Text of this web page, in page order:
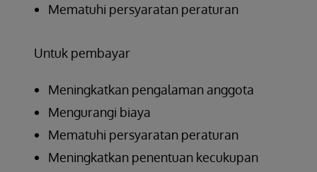
Mematuhi persyaratan peraturan
Untuk pembayar
Meningkatkan pengalaman anggota
Mengurangi biaya
Mematuhi persyaratan peraturan
Meningkatkan penentuan kecukupan